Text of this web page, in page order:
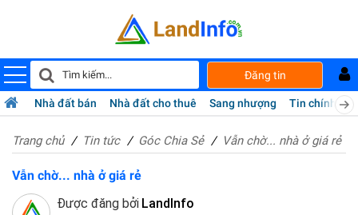
Đăng tin
Nhà đất bán Nhà đất cho thuê Sang nhượng Tin chính chủ
Trang chủ Tin tức Góc Chia Sẻ Vẫn chờ... nhà ở giá rẻ
Vẫn chờ... nhà ở giá rẻ
Được đăng bởi LandInfo